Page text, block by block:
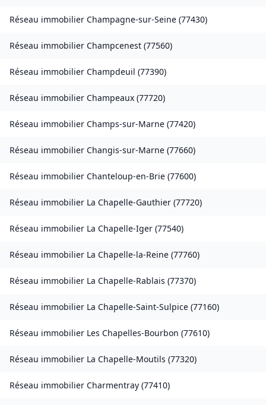
Réseau immobilier Champagne-sur-Seine (77430)
Réseau immobilier Champcenest (77560)
Réseau immobilier Champdeuil (77390)
Réseau immobilier Champeaux (77720)
Réseau immobilier Champs-sur-Marne (77420)
Réseau immobilier Changis-sur-Marne (77660)
Réseau immobilier Chanteloup-en-Brie (77600)
Réseau immobilier La Chapelle-Gauthier (77720)
Réseau immobilier La Chapelle-Iger (77540)
Réseau immobilier La Chapelle-la-Reine (77760)
Réseau immobilier La Chapelle-Rablais (77370)
Réseau immobilier La Chapelle-Saint-Sulpice (77160)
Réseau immobilier Les Chapelles-Bourbon (77610)
Réseau immobilier La Chapelle-Moutils (77320)
Réseau immobilier Charmentray (77410)